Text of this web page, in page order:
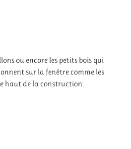
ou encore les petits bois qui
sur la fenêtre comme les
haut de la construction.